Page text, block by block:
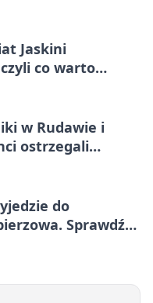
Jaskini
co warto
w Rudawie i
ostrzegali
do
Sprawdź